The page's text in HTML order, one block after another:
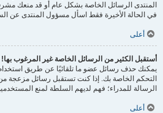
المنتدى الرسائل الخاصة بشكل عام أو قد منعك
في الحالة الأخيرة فقط اسأل مسؤول المنتدى عن
أعلى
أستقبل الكثير من الرسائل الخاصة غير المرغوب بها!
يمكنك حذف رسائل عضو ما تلقائيًا عن طريق
التحكم الخاصة بك. إذا كنت تستقبل رسائل مزعجة
الرسالة للمدراء؛ فهم لديهم السلطة لمنع
أعلى